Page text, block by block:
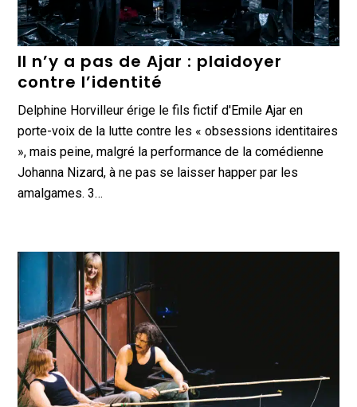
Il n’y a pas de Ajar : plaidoyer
contre l’identité
Delphine Horvilleur érige le fils fictif d'Emile Ajar en
porte-voix de la lutte contre les « obsessions identitaires
», mais peine, malgré la performance de la comédienne
Johanna Nizard, à ne pas se laisser happer par les
amalgames. 3…